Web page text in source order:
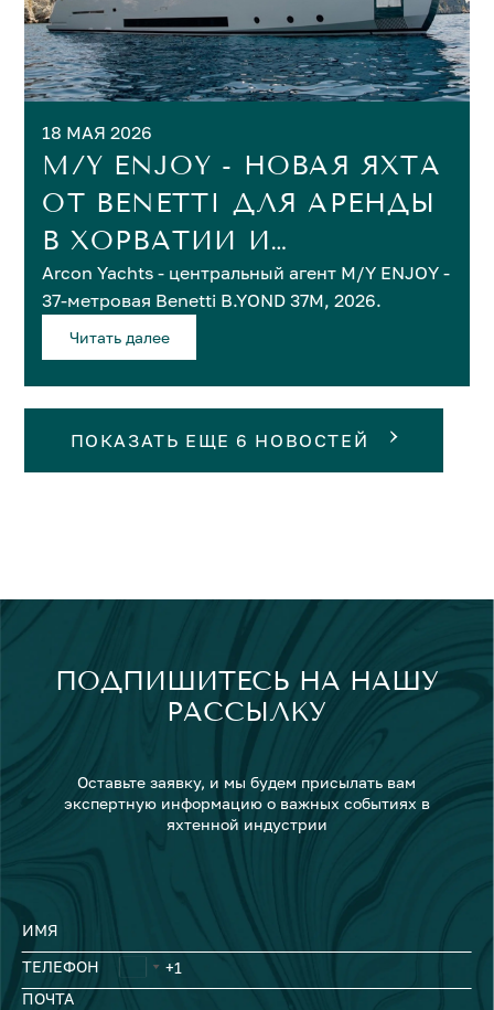
18 МАЯ 2026
M/Y ENJOY - НОВАЯ ЯХТА
ОТ BENETTI ДЛЯ АРЕНДЫ
В ХОРВАТИИ И
ЧЕРНОГОРИИ
Arcon Yachts - центральный агент M/Y ENJOY -
37-метровая Benetti B.YOND 37M, 2026.
Читать далее
ПОКАЗАТЬ ЕЩЕ 6 НОВОСТЕЙ
ПОДПИШИТЕСЬ НА НАШУ
РАССЫЛКУ
Оставьте заявку, и мы будем присылать вам
экспертную информацию о важных событиях в
яхтенной индустрии
ИМЯ
ТЕЛЕФОН
ПОЧТА